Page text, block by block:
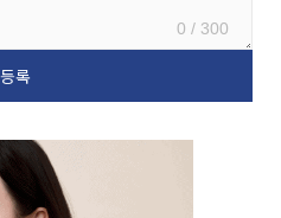
0 / 300